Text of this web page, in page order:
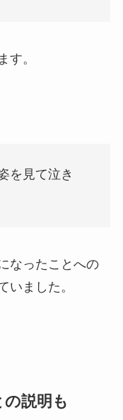
す。
を見て泣き
なったことへの
いました。
の説明も